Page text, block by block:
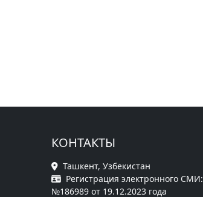
КОНТАКТЫ
Ташкент, Узбекистан
Регистрация электронного СМИ:
№186989 от 19.12.2023 года